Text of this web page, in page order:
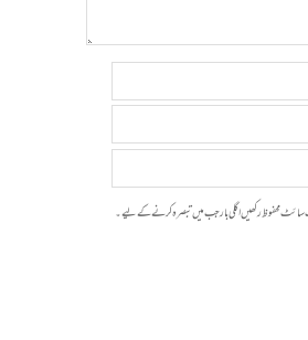
محفوظ رکھیں اگلی بار جب میں تبصرہ کرنے کےلیے۔